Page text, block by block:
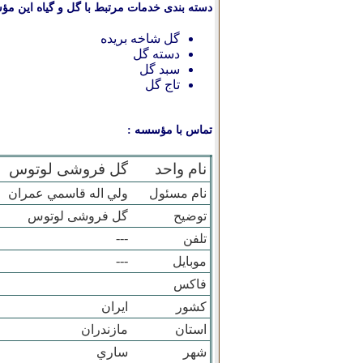
دسته بندی خدمات مرتبط با گل و گیاه این
گل شاخه بریده
دسته گل
سبد گل
تاج گل
تماس با مؤسسه :
نام واحد گل فروشی لوتوس
نام مسئول
ولي اله قاسمي عمران
توضیح
گل فروشی لوتوس
تلفن
---
موبایل
---
فاکس
کشور
ایران
استان
مازندران
شهر
ساري